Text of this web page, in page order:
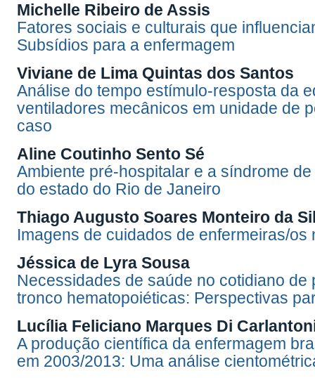
Michelle Ribeiro de Assis
Fatores sociais e culturais que
Subsídios para a enfermagem
Viviane de Lima Quintas dos Santos
Análise do tempo estímulo-resposta da
ventiladores mecânicos em unidade de
caso
Aline Coutinho Sento Sé
Ambiente pré-hospitalar e a síndrome
do estado do Rio de Janeiro
Thiago Augusto Soares Monteiro da
Imagens de cuidados de enfermeiras/
Jéssica de Lyra Sousa
Necessidades de saúde no cotidiano
tronco hematopoiéticas: Perspectivas
Lucília Feliciano Marques Di
A produção científica da enfermagem
em 2003/2013: Uma análise